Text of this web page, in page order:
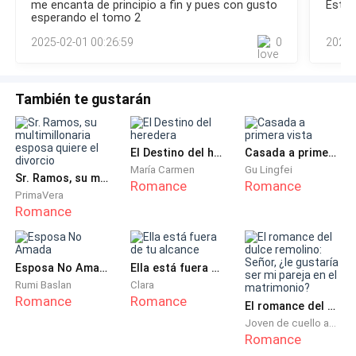
ella tan rápido que apenas y lo vio moverse.
Al tenerlo tan cerca la rubia pudo ver sus ojos, eran
Jessel se fijó que de entre sus dientes sobresalían
dos afilados colmillos, como los de un vampiro. Pero
ellos no existian, se dijo internamente.
—¡Por dios! Exclama temblando.
—El no te salvara.
Luego de esas palabras ella pudo sentir como el
sujeto encajaba esos colmillos en su cuello. El
pinchazo había sido muy doloroso, la mujer sentía
como se debilitaba. No comprendía que estaba
pasando y porque ese hombre la había mordido, pero
me encanta de principio a fin y pues con gusto
esperando el tomo 2
2025-02-01 00:26:59
0
También te gustarán
Sr. Ramos, su multimillonaria esposa quiere el divorcio
PrimaVera
Romance
El Destino del heredera
María Carmen
Romance
Casada a primera vista
Gu Lingfei
Romance
Esposa No Amada
Rumi Baslan
Romance
Ella está fuera de tu alcance
Clara
Romance El romance del dulce remolino: Señor, ¿le gustaría ser mi pareja en el matrimonio?
Romance